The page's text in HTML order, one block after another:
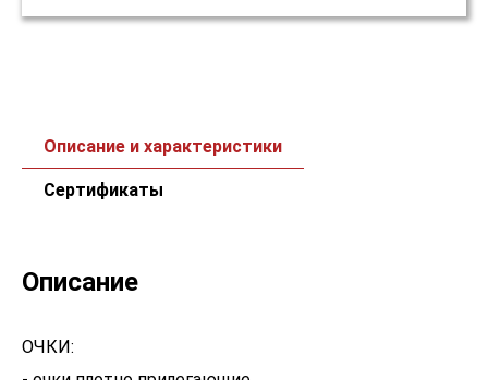
Описание и характеристики
Сертификаты
Описание
ОЧКИ: